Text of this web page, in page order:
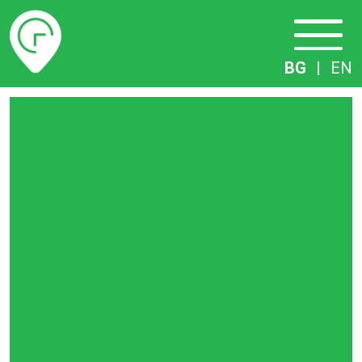
Разписание
BG | EN